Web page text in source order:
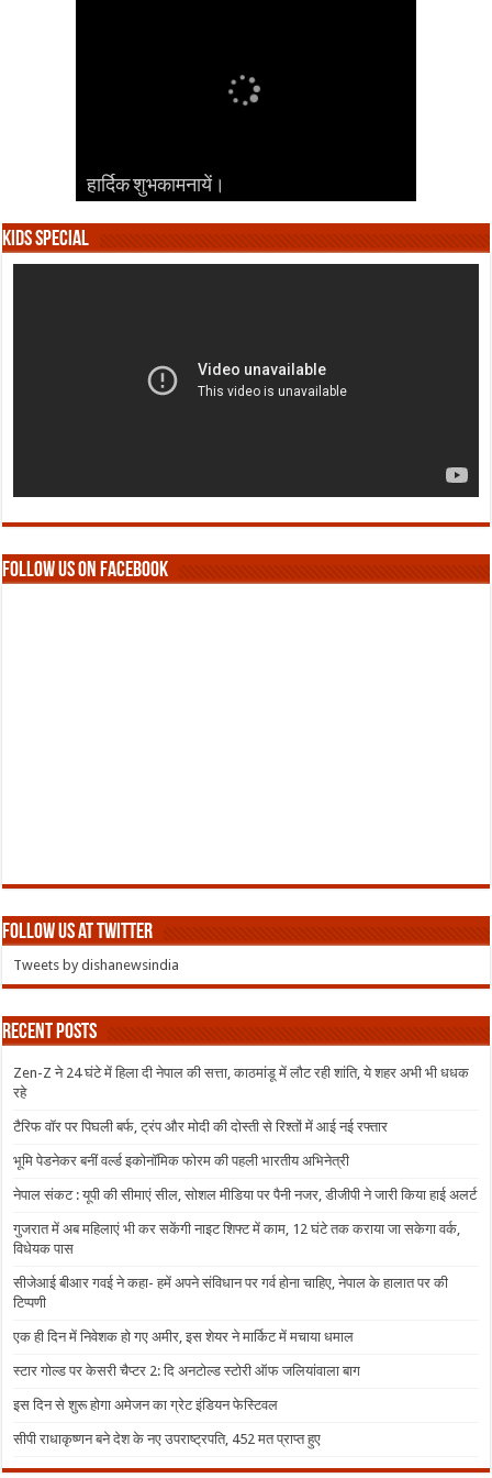
हार्दिक शुभकामनायें।
हार्दिक शुभकामनायें।
हार्दिक शुभकामनायें।
हार्दिक शुभकामनायें।
हार्दिक शुभकामनायें।
Kids Special
Follow us on Facebook
Follow us at Twitter
Tweets by dishanewsindia
Recent Posts
Zen-Z ने 24 घंटे में हिला दी नेपाल की सत्ता, काठमांडू में लौट रही शांति, ये शहर अभी भी धधक
रहे
टैरिफ वॉर पर पिघली बर्फ, ट्रंप और मोदी की दोस्ती से रिश्तों में आई नई रफ्तार
भूमि पेडनेकर बनीं वर्ल्ड इकोनॉमिक फोरम की पहली भारतीय अभिनेत्री
नेपाल संकट : यूपी की सीमाएं सील, सोशल मीडिया पर पैनी नजर, डीजीपी ने जारी किया हाई अलर्ट
गुजरात में अब महिलाएं भी कर सकेंगी नाइट शिफ्ट में काम, 12 घंटे तक कराया जा सकेगा वर्क,
विधेयक पास
सीजेआई बीआर गवई ने कहा- हमें अपने संविधान पर गर्व होना चाहिए, नेपाल के हालात पर की
टिप्पणी
एक ही दिन में निवेशक हो गए अमीर, इस शेयर ने मार्किट में मचाया धमाल
स्टार गोल्ड पर केसरी चैप्टर 2: दि अनटोल्ड स्टोरी ऑफ जलियांवाला बाग
इस दिन से शुरू होगा अमेजन का ग्रेट इंडियन फेस्टिवल
सीपी राधाकृष्णन बने देश के नए उपराष्ट्रपति, 452 मत प्राप्त हुए